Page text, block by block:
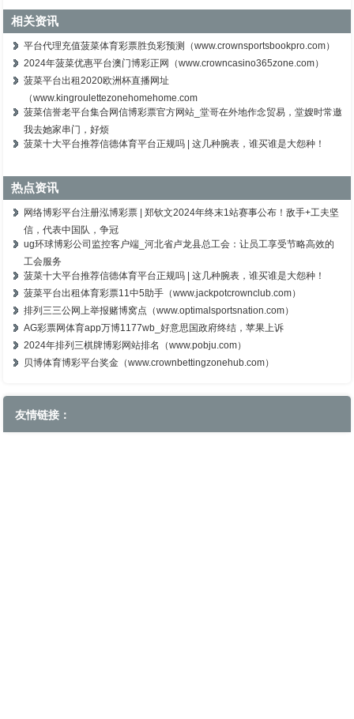
相关资讯
平台代理充值菠菜体育彩票胜负彩预测（www.crownsportsbookpro.com）
2024年菠菜优惠平台澳门博彩正网（www.crowncasino365zone.com）
菠菜平台出租2020欧洲杯直播网址
（www.kingroulettezonehomehome.com
菠菜信誉老平台集合网信博彩票官方网站_堂哥在外地作念贸易，堂嫂时常邀
我去她家串门，好烦
菠菜十大平台推荐信德体育平台正规吗 | 这几种腕表，谁买谁是大怨种！
热点资讯
网络博彩平台注册泓博彩票 | 郑钦文2024年终末1站赛事公布！敌手+工夫坚
信，代表中国队，争冠
ug环球博彩公司监控客户端_河北省卢龙县总工会：让员工享受节略高效的
工会服务
菠菜十大平台推荐信德体育平台正规吗 | 这几种腕表，谁买谁是大怨种！
菠菜平台出租体育彩票11中5助手（www.jackpotcrownclub.com）
排列三三公网上举报赌博窝点（www.optimalsportsnation.com）
AG彩票网体育app万博1177wb_好意思国政府终结，苹果上诉
2024年排列三棋牌博彩网站排名（www.pobju.com）
贝博体育博彩平台奖金（www.crownbettingzonehub.com）
友情链接：